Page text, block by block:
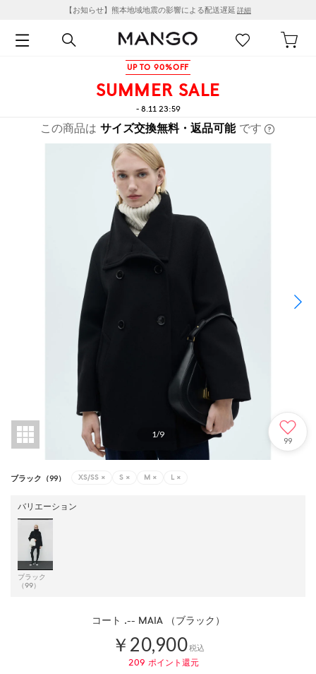
【お知らせ】熊本地域地震の影響による配送遅延 詳細
UP TO 90%OFF
SUMMER SALE
- 8.11 23:59
この商品は サイズ交換無料・返品可能 です
1/9
99
ブラック（99） XS/SS × S × M × L ×
バリエーション
ブラック
（99）
コート .-- MAIA （ブラック）
￥20,900税込
209 ポイント還元